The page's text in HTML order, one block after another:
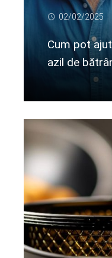
02/02/2025
Cum pot
azil de
Citeste mai